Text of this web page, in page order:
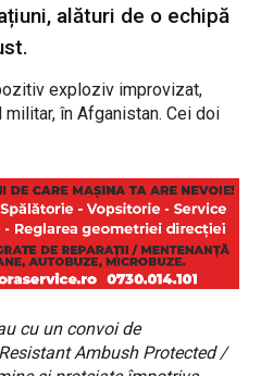
alături de o echipă
exploziv improvizat,
militar, în Afganistan. Cei doi
cu un convoi de
Ambush Protected /